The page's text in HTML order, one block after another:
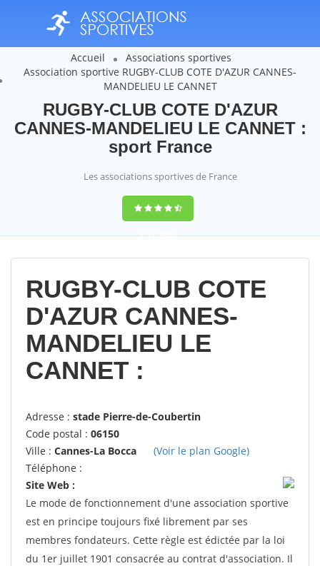
Accueil
Associations sportives
Association sportive RUGBY-CLUB COTE D'AZUR CANNES-
MANDELIEU LE CANNET
RUGBY-CLUB COTE D'AZUR
CANNES-MANDELIEU LE CANNET :
sport France
Les associations sportives de France
9,4(100%)
14358votes
RUGBY-CLUB COTE
D'AZUR CANNES-
MANDELIEU LE
CANNET :
Adresse : stade Pierre-de-Coubertin
Code postal : 06150
Ville : Cannes-La Bocca
(Voir le plan Google)
Téléphone :
Site Web :
Le mode de fonctionnement d'une association sportive
est en principe toujours fixé librement par ses
membres fondateurs. Cette règle est édictée par la loi
du 1er juillet 1901 consacrée au contrat d'association. Il